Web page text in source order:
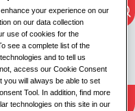
your experience on our
on our data collection
use of cookies for the
see a complete list of the
and to tell us
access our Cookie Consent
you will always be able to set
Tool. In addition, find more
technologies on this site in our